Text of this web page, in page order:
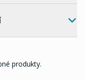
produkty.